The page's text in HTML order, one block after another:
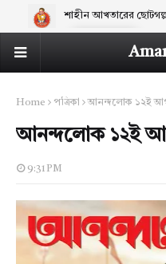
শাহীন আখতারের ছোটগল্প
Home পত্রিকা আনন্দলোক ১২ই
আনন্দলোক ১২ই
9:31 PM